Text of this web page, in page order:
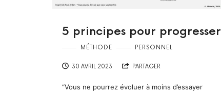
5 principes pour progresser
MÉTHODE PERSONNEL
30 AVRIL 2023 PARTAGER
“Vous ne pourrez évoluer à moins d’essayer